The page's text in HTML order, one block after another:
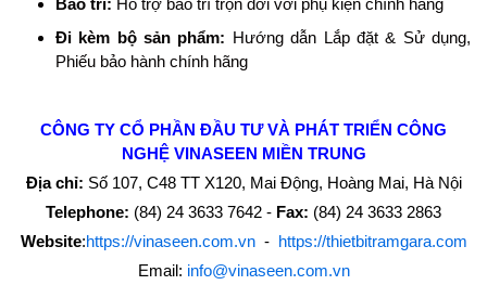
Đi kèm bộ sản phẩm: Hướng dẫn Lắp đặt & Sử dụng,
Phiếu bảo hành chính hãng
CÔNG TY CỔ PHẦN ĐẦU TƯ VÀ PHÁT TRIỂN CÔNG
NGHỆ VINASEEN MIỀN TRUNG
Địa chỉ: Số 107, C48 TT X120, Mai Động, Hoàng Mai, Hà Nội
Telephone: (84) 24 3633 7642 - Fax: (84) 24 3633 2863
Website:https://vinaseen.com.vn- https://thietbitramgara.com
Email: info@vinaseen.com.vn